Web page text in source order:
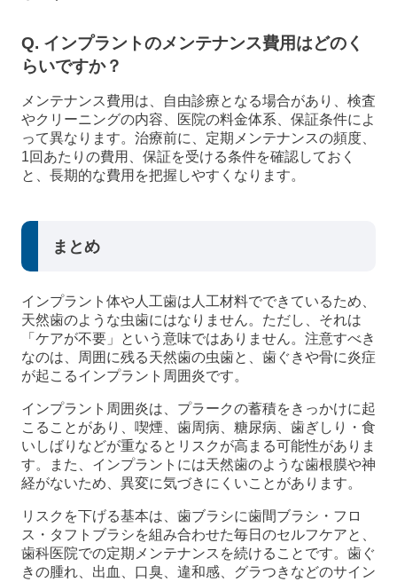
Q. インプラントのメンテナンス費用はどのく
らいですか？
メンテナンス費用は、自由診療となる場合があり、検査
やクリーニングの内容、医院の料金体系、保証条件によ
って異なります。治療前に、定期メンテナンスの頻度、
1回あたりの費用、保証を受ける条件を確認しておく
と、長期的な費用を把握しやすくなります。
まとめ
インプラント体や人工歯は人工材料でできているため、
天然歯のような虫歯にはなりません。ただし、それは
「ケアが不要」という意味ではありません。注意すべき
なのは、周囲に残る天然歯の虫歯と、歯ぐきや骨に炎症
が起こるインプラント周囲炎です。
インプラント周囲炎は、プラークの蓄積をきっかけに起
こることがあり、喫煙、歯周病、糖尿病、歯ぎしり・食
いしばりなどが重なるとリスクが高まる可能性がありま
す。また、インプラントには天然歯のような歯根膜や神
経がないため、異変に気づきにくいことがあります。
リスクを下げる基本は、歯ブラシに歯間ブラシ・フロ
ス・タフトブラシを組み合わせた毎日のセルフケアと、
歯科医院での定期メンテナンスを続けることです。歯ぐ
きの腫れ、出血、口臭、違和感、グラつきなどのサイン